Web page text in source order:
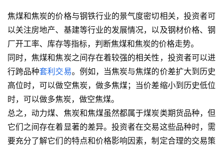
焦煤和焦炭的价格与钢铁行业的景气度密切相关，投资者可
以关注房地产、基建等行业的发展情况，以及钢材价格、钢
厂开工率、库存等指标，判断焦煤和焦炭的价格走势。
同时，焦煤和焦炭之间存在着较强的相关性，投资者可以进
行跨品种套利交易。例如，当焦炭与焦煤的价差扩大到历史
高位时，可以做空焦炭，做多焦煤；当价差缩小到历史低位
时，可以做多焦炭，做空焦煤。
总之，动力煤、焦炭和焦煤虽然都属于煤炭类期货品种，但
它们之间存在着显著的差异。投资者在交易这些品种时，需
要充分了解它们的特点和价格影响因素，制定合理的交易策